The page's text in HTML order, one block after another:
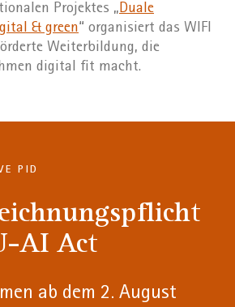
Projektes „Duale
& green“ organisiert das WIFI
Weiterbildung, die
digital fit macht.
PID
AI Act
ab dem 2. August